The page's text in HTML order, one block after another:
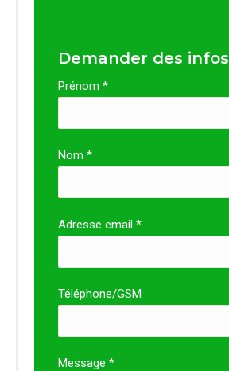
Demander des infos
Prénom *
Nom *
Adresse email *
Téléphone/GSM
Message *